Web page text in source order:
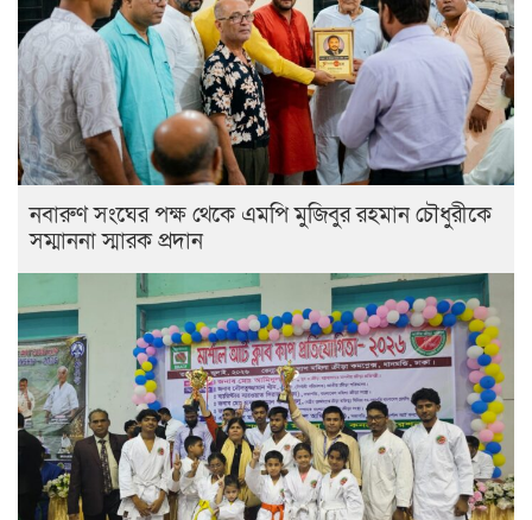
নবারুণ সংঘের পক্ষ থেকে এমপি মুজিবুর রহমান চৌধুরীকে
সম্মাননা স্মারক প্রদান